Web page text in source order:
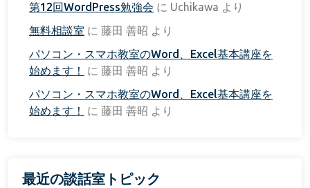
第12回WordPress勉強会 に Uchikawa より
無料相談室 に 藤田 善昭 より
パソコン・スマホ教室のWord、Excel基本講座を
始めます！
に 藤田 善昭 より
パソコン・スマホ教室のWord、Excel基本講座を
始めます！
に 藤田 善昭 より
最近の談話室トピック